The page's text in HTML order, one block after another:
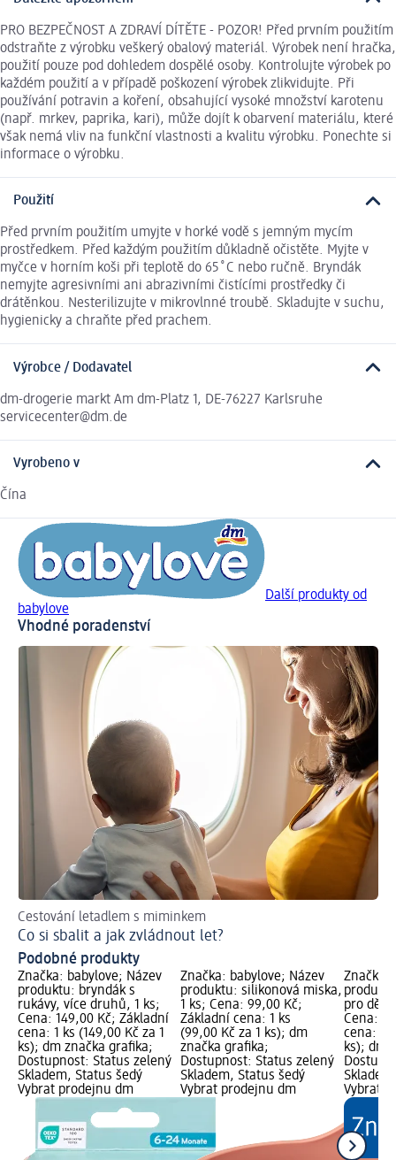
PRO BEZPEČNOST A ZDRAVÍ DÍTĚTE - POZOR! Před prvním použitím
odstraňte z výrobku veškerý obalový materiál. Výrobek není hračka,
použití pouze pod dohledem dospělé osoby. Kontrolujte výrobek po
každém použití a v případě poškození výrobek zlikvidujte. Při
používání potravin a koření, obsahující vysoké množství karotenu
(např. mrkev, paprika, kari), může dojít k obarvení materiálu, které
však nemá vliv na funkční vlastnosti a kvalitu výrobku. Ponechte si
informace o výrobku.
Použití
Před prvním použitím umyjte v horké vodě s jemným mycím
prostředkem. Před každým použitím důkladně očistěte. Myjte v
myčce v horním koši při teplotě do 65˚C nebo ručně. Bryndák
nemyjte agresivními ani abrazivními čistícími prostředky či
drátěnkou. Nesterilizujte v mikrovlnné troubě. Skladujte v suchu,
hygienicky a chraňte před prachem.
Výrobce / Dodavatel
dm-drogerie markt Am dm-Platz 1, DE-76227 Karlsruhe
servicecenter@dm.de
Vyrobeno v
Čína
Další produkty od
babylove
Vhodné poradenství
Cestování letadlem s miminkem
Co si sbalit a jak zvládnout let?
Podobné produkty
Značka: babylove; Název
produktu: bryndák s
rukávy, více druhů, 1 ks;
Cena: 149,00 Kč; Základní
cena: 1 ks (149,00 Kč za 1
ks); dm značka grafika;
Dostupnost: Status zelený
Skladem, Status šedý
Vybrat prodejnu dm
Značka: babylove; Název
produktu: silikonová miska,
1 ks; Cena: 99,00 Kč;
Základní cena: 1 ks
(99,00 Kč za 1 ks); dm
značka grafika;
Dostupnost: Status zelený
Skladem, Status šedý
Vybrat prodejnu dm
Značka:
pro děti
Cena:
cena: 1
ks); dm
Vybrat